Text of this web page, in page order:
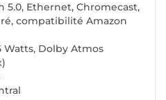
5.0, Ethernet, Chromecast,
compatibilité Amazon
Watts, Dolby Atmos